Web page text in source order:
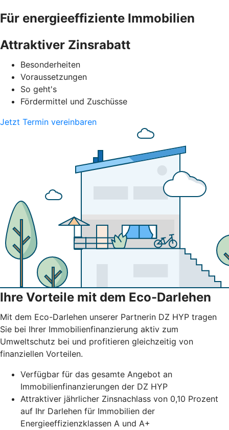
Für energieeffiziente Immobilien
Attraktiver Zinsrabatt
Besonderheiten
Voraussetzungen
So geht's
Fördermittel und Zuschüsse
Jetzt Termin vereinbaren
Ihre Vorteile mit dem Eco-Darlehen
Mit dem Eco-Darlehen unserer Partnerin DZ HYP tragen
Sie bei Ihrer Immobilienfinanzierung aktiv zum
Umweltschutz bei und profitieren gleichzeitig von
finanziellen Vorteilen.
Verfügbar für das gesamte Angebot an
Immobilienfinanzierungen der DZ HYP
Attraktiver jährlicher Zinsnachlass von 0,10 Prozent
auf Ihr Darlehen für Immobilien der
Energieeffizienzklassen A und A+